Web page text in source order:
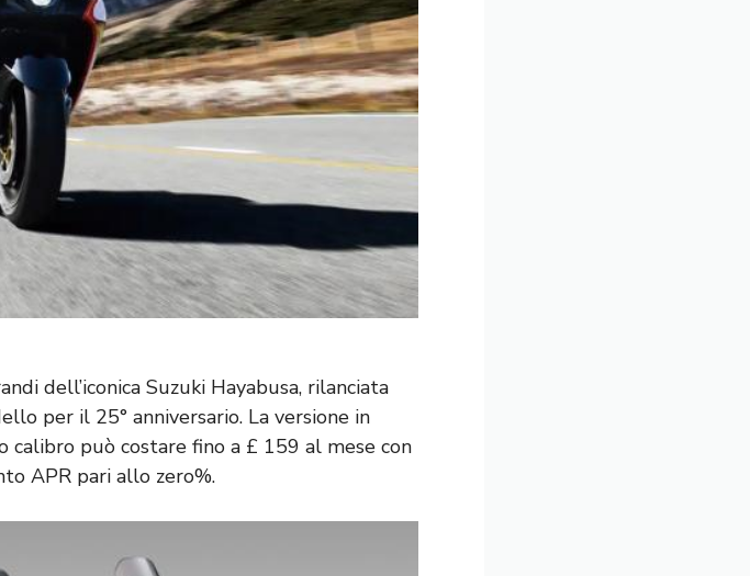
dell’iconica Suzuki Hayabusa, rilanciata
per il 25° anniversario. La versione in
calibro può costare fino a £ 159 al mese con
APR pari allo zero%.